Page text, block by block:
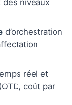
des niveaux
d’orchestration
réel et
coût par